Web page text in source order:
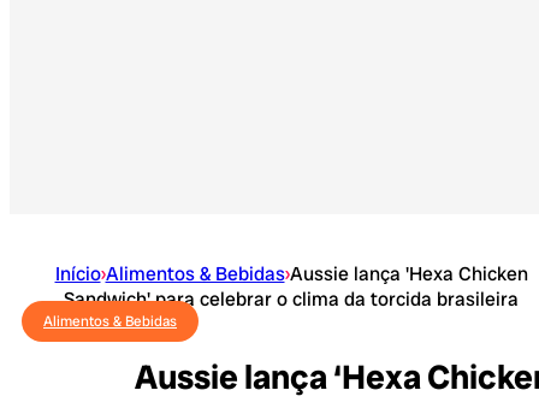
Início›Alimentos & Bebidas›Aussie lança 'Hexa Chicken
Sandwich' para celebrar o clima da torcida brasileira
Alimentos & Bebidas
Aussie lança ‘Hexa